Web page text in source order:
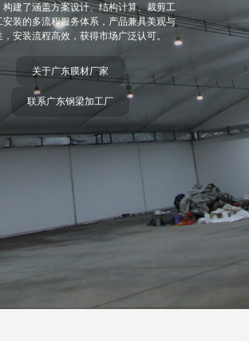
构建了涵盖方案设计、结构计算、裁剪工
安装的多流程服务体系，产品兼具美观与
，安装流程高效，获得市场广泛认可。
关于广东膜材厂家
联系广东钢梁加工厂